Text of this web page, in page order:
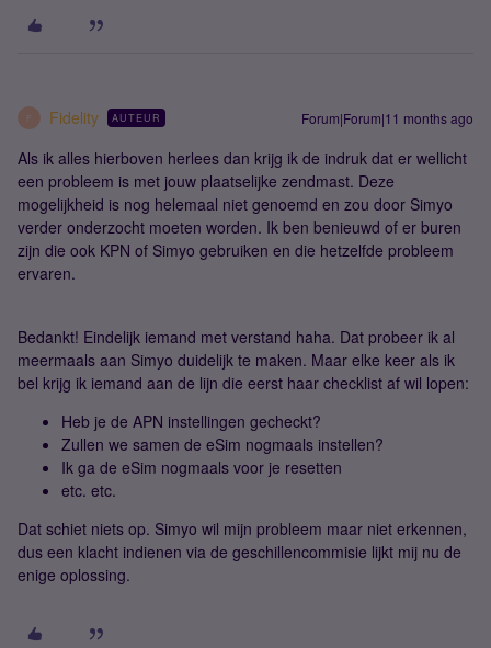
F Fidelity AUTEUR Forum|Forum|11 months ago
Als ik alles hierboven herlees dan krijg ik de indruk dat er wellicht
een probleem is met jouw plaatselijke zendmast. Deze
mogelijkheid is nog helemaal niet genoemd en zou door Simyo
verder onderzocht moeten worden. Ik ben benieuwd of er buren
zijn die ook KPN of Simyo gebruiken en die hetzelfde probleem
ervaren.
Bedankt! Eindelijk iemand met verstand haha. Dat probeer ik al
meermaals aan Simyo duidelijk te maken. Maar elke keer als ik
bel krijg ik iemand aan de lijn die eerst haar checklist af wil lopen:
Heb je de APN instellingen gecheckt?
Zullen we samen de eSim nogmaals instellen?
Ik ga de eSim nogmaals voor je resetten
etc. etc.
Dat schiet niets op. Simyo wil mijn probleem maar niet erkennen,
dus een klacht indienen via de geschillencommisie lijkt mij nu de
enige oplossing.